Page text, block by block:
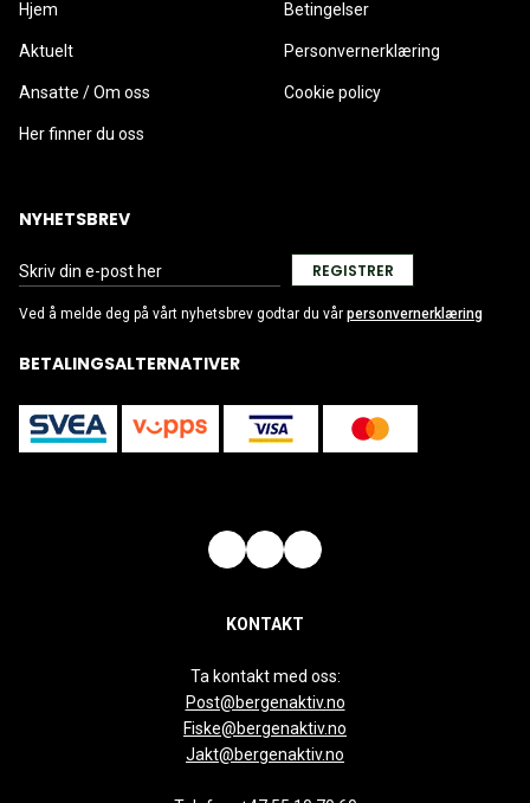
Hjem
Aktuelt
Ansatte / Om oss
Her finner du oss
Betingelser
Personvernerklæring
Cookie policy
NYHETSBREV
REGISTRER
Ved å melde deg på vårt nyhetsbrev godtar du vår personvernerklæring
BETALINGSALTERNATIVER
KONTAKT
Ta kontakt med oss:
Post@bergenaktiv.no
Fiske@bergenaktiv.no
Jakt@bergenaktiv.no